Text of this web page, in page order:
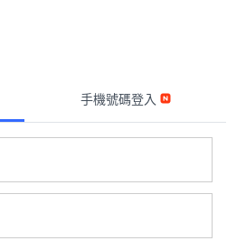
手機號碼登入